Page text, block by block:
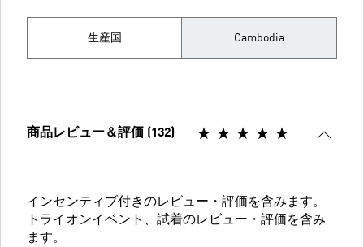
生産国 Cambodia
商品レビュー＆評価 (132)
インセンティブ付きのレビュー・評価を含みます。
トライオンイベント、試着のレビュー・評価を含み
ます。